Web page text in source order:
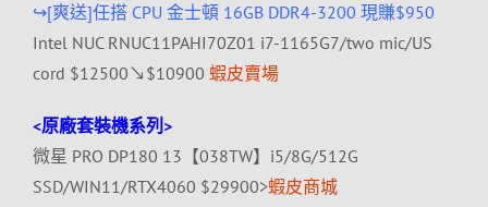
↪[爽送]任搭 CPU 金士頓 16GB DDR4-3200 現賺$950
Intel NUC RNUC11PAHI70Z01 i7-1165G7/two mic/US
cord $12500↘$10900 蝦皮賣場
<原廠套裝機系列>
微星 PRO DP180 13【038TW】i5/8G/512G
SSD/WIN11/RTX4060 $29900>蝦皮商城